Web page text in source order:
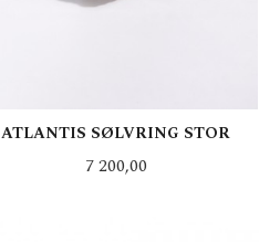
ATLANTIS SØLVRING STOR
Pris
7 200,00